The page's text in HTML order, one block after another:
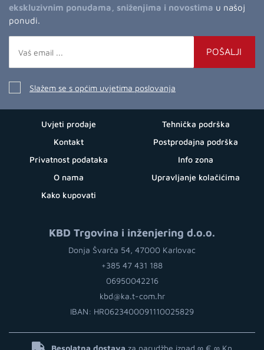
ekskluzivnim ponudama, sniženjima i novostima u našoj
ponudi.
POŠALJI
Slažem se s općim uvjetima poslovanja
Uvjeti prodaje
Kontakt
Privatnost podataka
O nama
Kako kupovati
Tehnička podrška
Postprodajna podrška
Info zona
Upravljanje kolačićima
KBD Trgovina i inženjering d.o.o.
Donja Švarča 54, 47000 Karlovac
+385 47 431 188
06950042216
kbd@ka.t-com.hr
IBAN: HR0623400091110025829
Besplatna dostava za narudžbe iznad ∞ € ∞ Kn